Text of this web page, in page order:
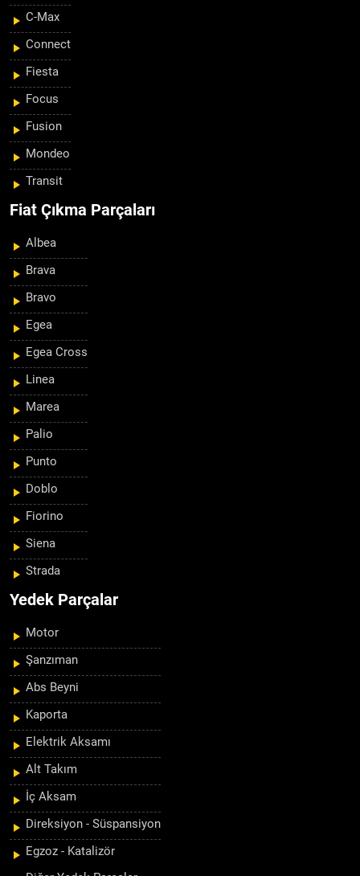
C-Max
Connect
Fiesta
Focus
Fusion
Mondeo
Transit
Fiat Çıkma Parçaları
Albea
Brava
Bravo
Egea
Egea Cross
Linea
Marea
Palio
Punto
Doblo
Fiorino
Siena
Strada
Yedek Parçalar
Motor
Şanzıman
Abs Beyni
Kaporta
Elektrik Aksamı
Alt Takım
İç Aksam
Direksiyon - Süspansiyon
Egzoz - Katalizör